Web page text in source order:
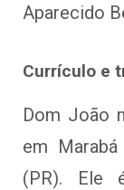
Aparecido
Currículo e
Dom João
em Marabá
(PR). Ele